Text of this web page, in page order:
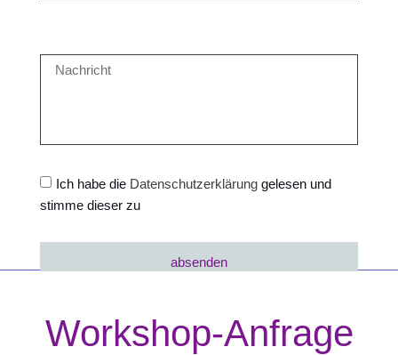
Ich habe die Datenschutzerklärunggelesen und
stimme dieser zu
absenden
Workshop-Anfrage